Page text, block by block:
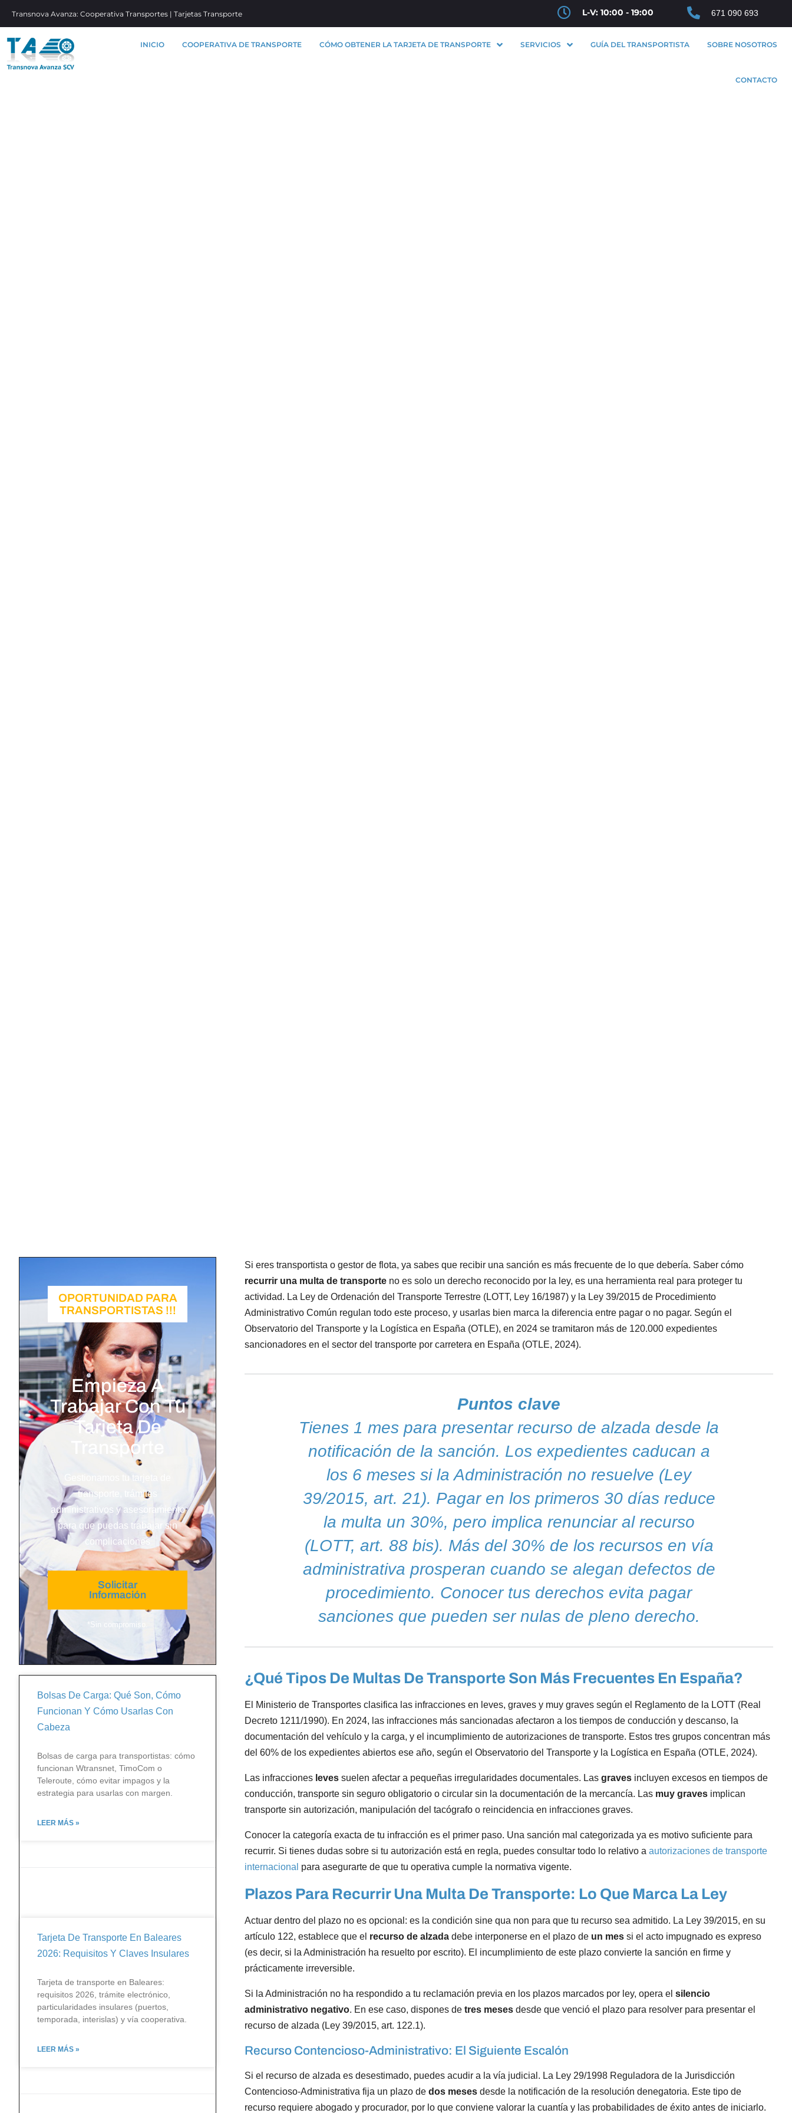
Transnova Avanza: Cooperativa Transportes | Tarjetas Transporte L-V: 10:00 - 19:00 671 090 693
INICIO COOPERATIVA DE TRANSPORTE CÓMO OBTENER LA TARJETA DE TRANSPORTE SERVICIOS GUÍA DEL TRANSPORTISTA SOBRE NOSOTROS
CONTACTO
OPORTUNIDAD PARA
TRANSPORTISTAS !!!
Empieza A
Trabajar Con Tu
Tarjeta De
Transporte
Gestionamos tu tarjeta de
transporte, trámites
administrativos y asesoramiento
para que puedas trabajar sin
complicaciones
Solicitar
Información
*Sin compromiso.
Bolsas De Carga: Qué Son, Cómo
Funcionan Y Cómo Usarlas Con
Cabeza
Bolsas de carga para transportistas: cómo
funcionan Wtransnet, TimoCom o
Teleroute, cómo evitar impagos y la
estrategia para usarlas con margen.
LEER MÁS »
Tarjeta De Transporte En Baleares
2026: Requisitos Y Claves Insulares
Tarjeta de transporte en Baleares:
requisitos 2026, trámite electrónico,
particularidades insulares (puertos,
temporada, interislas) y vía cooperativa.
LEER MÁS »
Si eres transportista o gestor de flota, ya sabes que recibir una sanción es más frecuente de lo que debería. Saber cómo
recurrir una multa de transporte no es solo un derecho reconocido por la ley, es una herramienta real para proteger tu
actividad. La Ley de Ordenación del Transporte Terrestre (LOTT, Ley 16/1987) y la Ley 39/2015 de Procedimiento
Administrativo Común regulan todo este proceso, y usarlas bien marca la diferencia entre pagar o no pagar. Según el
Observatorio del Transporte y la Logística en España (OTLE), en 2024 se tramitaron más de 120.000 expedientes
sancionadores en el sector del transporte por carretera en España (OTLE, 2024).
Puntos clave
Tienes 1 mes para presentar recurso de alzada desde la
notificación de la sanción. Los expedientes caducan a
los 6 meses si la Administración no resuelve (Ley
39/2015, art. 21). Pagar en los primeros 30 días reduce
la multa un 30%, pero implica renunciar al recurso
(LOTT, art. 88 bis). Más del 30% de los recursos en vía
administrativa prosperan cuando se alegan defectos de
procedimiento. Conocer tus derechos evita pagar
sanciones que pueden ser nulas de pleno derecho.
¿Qué Tipos De Multas De Transporte Son Más Frecuentes En España?
El Ministerio de Transportes clasifica las infracciones en leves, graves y muy graves según el Reglamento de la LOTT (Real
Decreto 1211/1990). En 2024, las infracciones más sancionadas afectaron a los tiempos de conducción y descanso, la
documentación del vehículo y la carga, y el incumplimiento de autorizaciones de transporte. Estos tres grupos concentran más
del 60% de los expedientes abiertos ese año, según el Observatorio del Transporte y la Logística en España (OTLE, 2024).
Las infracciones leves suelen afectar a pequeñas irregularidades documentales. Lasgraves incluyen excesos en tiempos de
conducción, transporte sin seguro obligatorio o circular sin la documentación de la mercancía. Las muy graves implican
transporte sin autorización, manipulación del tacógrafo o reincidencia en infracciones graves.
Conocer la categoría exacta de tu infracción es el primer paso. Una sanción mal categorizada ya es motivo suficiente para
recurrir. Si tienes dudas sobre si tu autorización está en regla, puedes consultar todo lo relativo aautorizaciones de transporte
internacional para asegurarte de que tu operativa cumple la normativa vigente.
Plazos Para Recurrir Una Multa De Transporte: Lo Que Marca La Ley
Actuar dentro del plazo no es opcional: es la condición sine qua non para que tu recurso sea admitido. La Ley 39/2015, en su
artículo 122, establece que el recurso de alzada debe interponerse en el plazo de un mes si el acto impugnado es expreso
(es decir, si la Administración ha resuelto por escrito). El incumplimiento de este plazo convierte la sanción en firme y
prácticamente irreversible.
Si la Administración no ha respondido a tu reclamación previa en los plazos marcados por ley, opera elsilencio
administrativo negativo. En ese caso, dispones detres meses desde que venció el plazo para resolver para presentar el
recurso de alzada (Ley 39/2015, art. 122.1).
Recurso Contencioso-Administrativo: El Siguiente Escalón
Si el recurso de alzada es desestimado, puedes acudir a la vía judicial. La Ley 29/1998 Reguladora de la Jurisdicción
Contencioso-Administrativa fija un plazo dedos meses desde la notificación de la resolución denegatoria. Este tipo de
recurso requiere abogado y procurador, por lo que conviene valorar la cuantía y las probabilidades de éxito antes de iniciarlo.